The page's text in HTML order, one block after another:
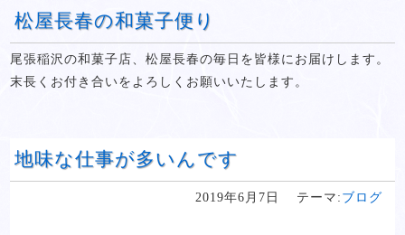
松屋長春の和菓子便り
尾張稲沢の和菓子店、松屋長春の毎日を皆様にお届けします。
末長くお付き合いをよろしくお願いいたします。
地味な仕事が多いんです
2019年6月7日 テーマ: ブログ